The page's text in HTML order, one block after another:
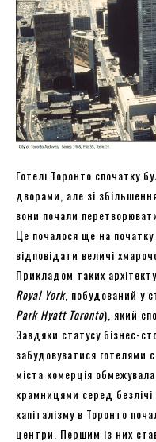
Готелі Торонто спочатку
дворами, але зі
вони почали
Це почалося ще на початку
відповідати величі
Прикладом таких
Royal York, побудований у
Park Hyatt Toronto), який
Завдяки статусу бізнес-
забудовуватися готелями
міста комерція
крамницями серед
капіталізму в Торонто
центри. Першим із них